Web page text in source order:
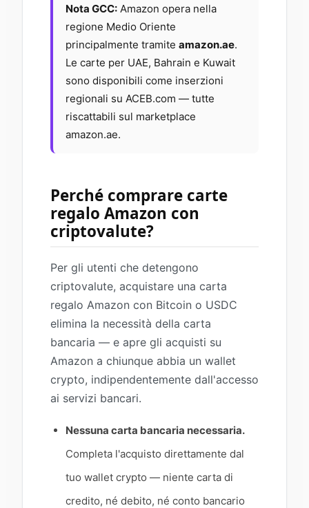
Nota GCC: Amazon opera nella
regione Medio Oriente
principalmente tramite amazon.ae.
Le carte per UAE, Bahrain e Kuwait
sono disponibili come inserzioni
regionali su ACEB.com — tutte
riscattabili sul marketplace
amazon.ae.
Perché comprare carte
regalo Amazon con
criptovalute?
Per gli utenti che detengono
criptovalute, acquistare una carta
regalo Amazon con Bitcoin o USDC
elimina la necessità della carta
bancaria — e apre gli acquisti su
Amazon a chiunque abbia un wallet
crypto, indipendentemente dall'accesso
ai servizi bancari.
Nessuna carta bancaria necessaria.
Completa l'acquisto direttamente dal
tuo wallet crypto — niente carta di
credito, né debito, né conto bancario